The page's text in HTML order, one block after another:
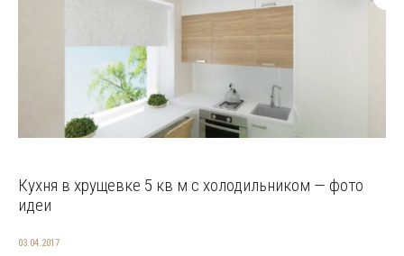
Кухня в хрущевке 5 кв м с холодильником — фото
идеи
03.04.2017